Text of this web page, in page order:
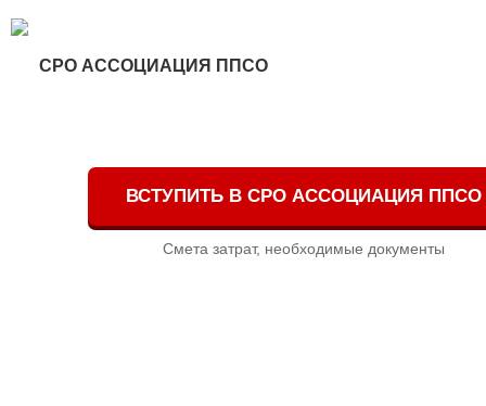
СРО АССОЦИАЦИЯ ППСО
ВСТУПИТЬ В СРО АССОЦИАЦИЯ ППСО
Смета затрат, необходимые документы